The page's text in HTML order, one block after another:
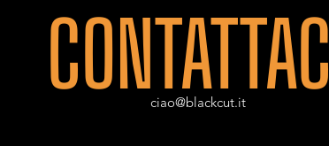
CONTATTACI
ciao@blackcut.it